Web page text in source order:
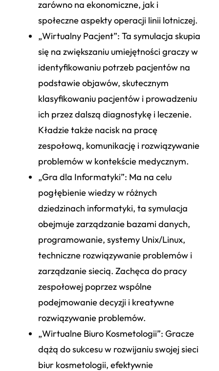
zarówno na ekonomiczne, jak i
społeczne aspekty operacji linii lotniczej.
„Wirtualny Pacjent”: Ta symulacja skupia
się na zwiększaniu umiejętności graczy w
identyfikowaniu potrzeb pacjentów na
podstawie objawów, skutecznym
klasyfikowaniu pacjentów i prowadzeniu
ich przez dalszą diagnostykę i leczenie.
Kładzie także nacisk na pracę
zespołową, komunikację i rozwiązywanie
problemów w kontekście medycznym.
„Gra dla Informatyki”: Ma na celu
pogłębienie wiedzy w różnych
dziedzinach informatyki, ta symulacja
obejmuje zarządzanie bazami danych,
programowanie, systemy Unix/Linux,
techniczne rozwiązywanie problemów i
zarządzanie siecią. Zachęca do pracy
zespołowej poprzez wspólne
podejmowanie decyzji i kreatywne
rozwiązywanie problemów.
„Wirtualne Biuro Kosmetologii”: Gracze
dążą do sukcesu w rozwijaniu swojej sieci
biur kosmetologii, efektywnie